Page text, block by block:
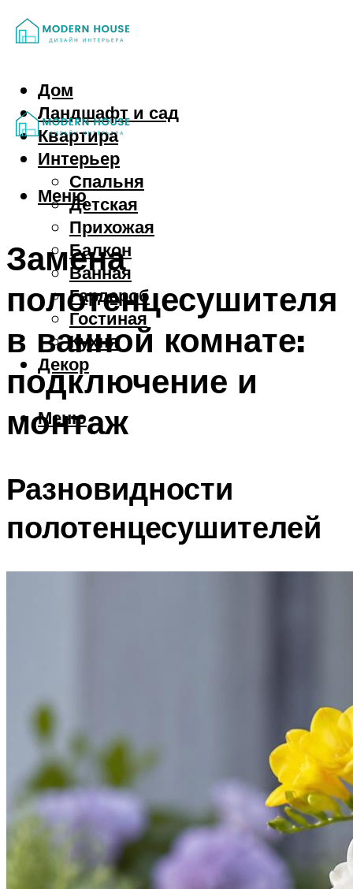
Дом
Ландшафт и сад
Квартира
Интерьер
Спальня
Детская
Прихожая
Балкон
Ванная
Гардероб
Гостиная
Кухня
Декор
Меню
Меню
Замена
полотенцесушителя
в ванной комнате:
подключение и
монтаж
Разновидности
полотенцесушителей